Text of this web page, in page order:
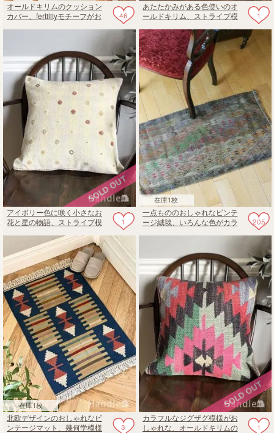
46
オールドキリムのクッション
カバー、fertilityモチーフがお
1
あたたかみがある色使いのオ
ールドキリム、ストライプ模
1
アイボリー色に咲く小さなお
花と星の物語、ストライプ模
在庫1枚
205
一点もののおしゃれなビンテ
ージ絨毯、いろんな色がカラ
在庫1枚
3
北欧デザインのおしゃれなビ
ンテージマット、幾何学模様
1
カラフルなジグザグ模様がお
しゃれな、オールドキリムの